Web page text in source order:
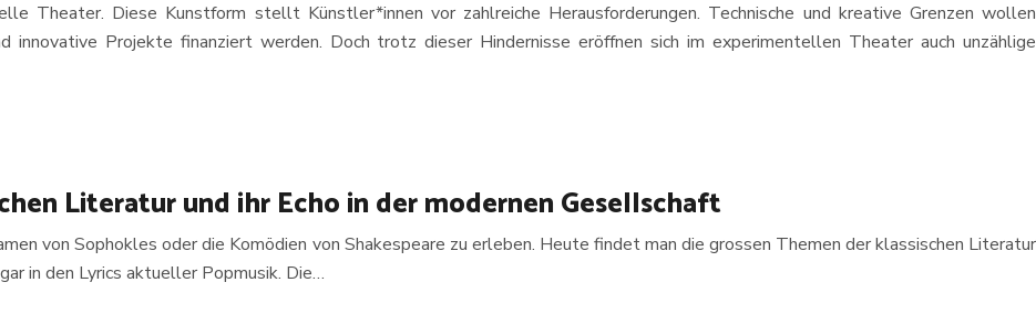
Theater. Diese Kunstform stellt Künstler*innen vor zahlreiche Herausforderungen. Technische und kreative Grenzen wollen
innovative Projekte finanziert werden. Doch trotz dieser Hindernisse eröffnen sich im experimentellen Theater auch unzählige
Literatur und ihr Echo in der modernen Gesellschaft
von Sophokles oder die Komödien von Shakespeare zu erleben. Heute findet man die grossen Themen der klassischen Literatur
in den Lyrics aktueller Popmusik. Die…